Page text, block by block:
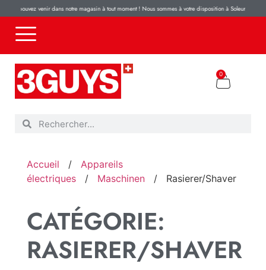
pouvez venir dans notre magasin à tout moment ! Nous sommes à votre disposition à Soleure,
0
Accueil /
Appareils
électriques
/ Maschinen / Rasierer/Shaver
CATÉGORIE:
RASIERER/SHAVER